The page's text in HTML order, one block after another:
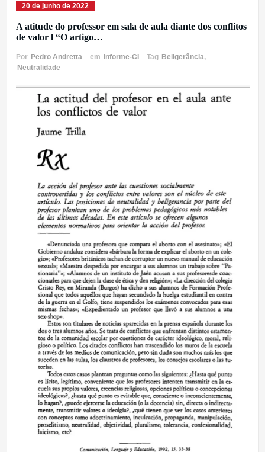
20 de junho de 2022
A atitude do professor em sala de aula diante dos conflitos
de valor l “O artigo…
Por Pedro Andretta em Informe-CI Tag Beligerância,
Neutralidade